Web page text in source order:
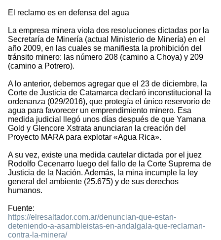
El reclamo es en defensa del agua
La empresa minera viola dos resoluciones dictadas por la
Secretaría de Minería (actual Ministerio de Minería) en el
año 2009, en las cuales se manifiesta la prohibición del
tránsito minero: las número 208 (camino a Choya) y 209
(camino a Potrero).
A lo anterior, debemos agregar que el 23 de diciembre, la
Corte de Justicia de Catamarca declaró inconstitucional la
ordenanza (029/2016), que protegía el único reservorio de
agua para favorecer un emprendimiento minero. Esa
medida judicial llegó unos días después de que Yamana
Gold y Glencore Xstrata anunciaran la creación del
Proyecto MARA para explotar «Agua Rica».
A su vez, existe una medida cautelar dictada por el juez
Rodolfo Cecenarro luego del fallo de la Corte Suprema de
Justicia de la Nación. Además, la mina incumple la ley
general del ambiente (25.675) y de sus derechos
humanos.
Fuente:
https://elresaltador.com.ar/denuncian-que-estan-
deteniendo-a-asambleistas-en-andalgala-que-reclaman-
contra-la-minera/